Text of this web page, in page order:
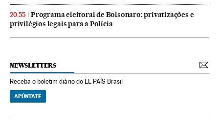
20:55
Programa eleitoral de Bolsonaro: privatizações e
privilégios legais para a Polícia
NEWSLETTERS
Receba o boletim diário do EL PAÍS Brasil
APÚNTATE